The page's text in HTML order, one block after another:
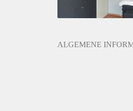
Geslacht huisgenoten:
ALGEMENE